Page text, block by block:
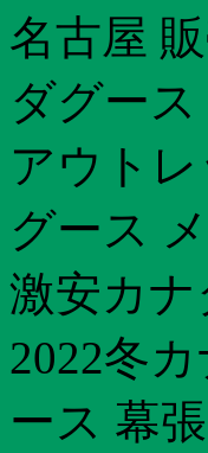
名古屋
ダグー
アウト
グース
激安カ
2022冬
ース 幕